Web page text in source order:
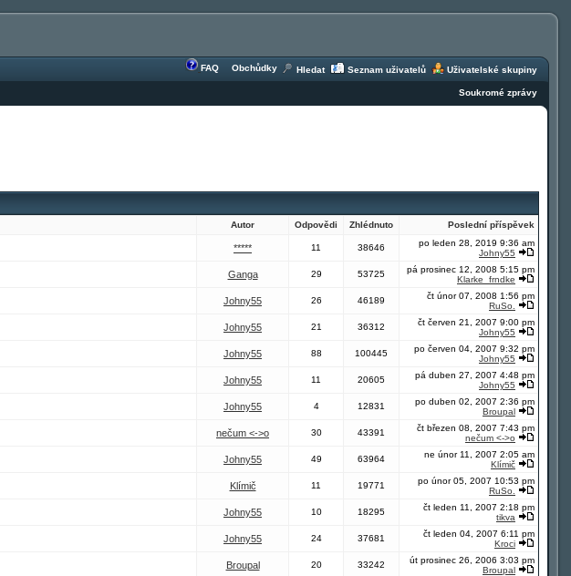
FAQ Obchůdky Hledat Seznam uživatelů Uživatelské skupiny
Soukromé zprávy
Autor Odpovědi Zhlédnuto Poslední příspěvek
***** 11 38646
po leden 28, 2019 9:36 am
Johny55
Ganga 29 53725
pá prosinec 12, 2008 5:15 pm
Klarke_frndke
Johny55 26 46189
čt únor 07, 2008 1:56 pm
RuSo.
Johny55 21 36312
čt červen 21, 2007 9:00 pm
Johny55
Johny55 88 100445
po červen 04, 2007 9:32 pm
Johny55
Johny55 11 20605
pá duben 27, 2007 4:48 pm
Johny55
Johny55 4 12831
po duben 02, 2007 2:36 pm
Broupal
nečum <->o 30 43391
čt březen 08, 2007 7:43 pm
nečum <->o
Johny55 49 63964
ne únor 11, 2007 2:05 am
Klímič
Klímič 11 19771
po únor 05, 2007 10:53 pm
RuSo.
Johny55 10 18295
čt leden 11, 2007 2:18 pm
tikva
Johny55 24 37681
čt leden 04, 2007 6:11 pm
Kroci
Broupal 20 33242
út prosinec 26, 2006 3:03 pm
Broupal